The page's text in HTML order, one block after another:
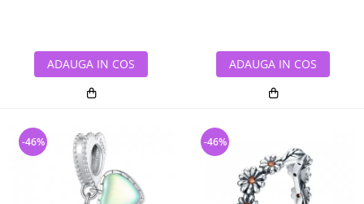
ADAUGA IN COS ADAUGA IN COS
-46% -46%